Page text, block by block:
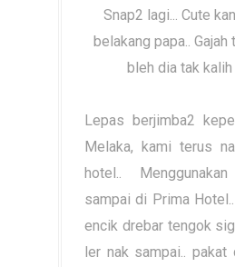
Snap2 lagi... Cute
belakang papa..
bleh dia tak kalih
Lepas berjimba2
Melaka, kami terus
hotel..
sampai di Prima
encik drebar tengok
ler nak sampai.. pakat